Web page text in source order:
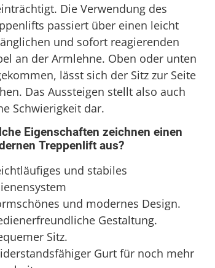
Die Verwendung des
passiert über einen leicht
und sofort reagierenden
an der Armlehne. Oben oder unten
lässt sich der Sitz zur Seite
Das Aussteigen stellt also auch
Schwierigkeit dar.
Eigenschaften zeichnen einen
Treppenlift aus?
und stabiles
und modernes Design.
Gestaltung.
Sitz.
Gurt für noch mehr